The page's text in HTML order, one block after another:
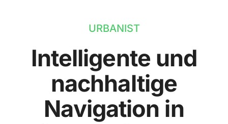
URBANIST
Intelligente und
nachhaltige
Navigation in